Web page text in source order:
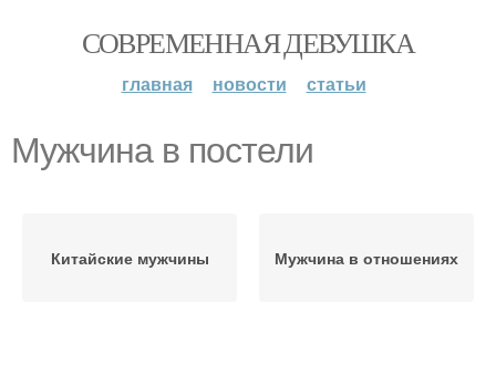
СОВРЕМЕННАЯ ДЕВУШКА
главная новости статьи
Мужчина в постели
Китайские мужчины Мужчина в отношениях